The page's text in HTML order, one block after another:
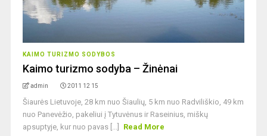
KAIMO TURIZMO SODYBOS
Kaimo turizmo sodyba – Žinėnai
admin 2011 12 15
Šiaurės Lietuvoje, 28 km nuo Šiaulių, 5 km nuo Radviliškio, 49 km
nuo Panevėžio, pakeliui į Tytuvėnus ir Raseinius, miškų
apsuptyje, kur nuo pavas [...]
Read More